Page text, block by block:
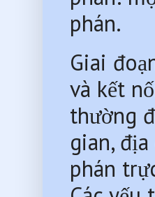
phán.
Giai
và kết
thường
gian,
phán